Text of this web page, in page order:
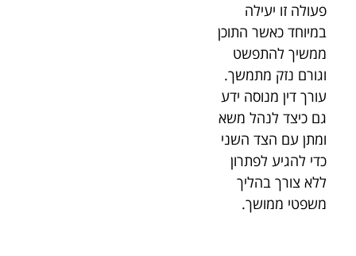
פעולה זו יעילה
במיוחד כאשר התוכן
ממשיך להתפשט
וגורם נזק מתמשך.
עורך דין מנוסה ידע
גם כיצד לנהל משא
ומתן עם הצד השני
כדי להגיע לפתרון
ללא צורך בהליך
משפטי ממושך.